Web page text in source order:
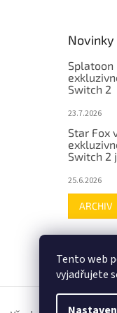
Tento web
vyjadřujete
Novinky
Splatoon
Switch 2
23.7.2026
Star Fox
Switch 2
25.6.2026
ARCHIV